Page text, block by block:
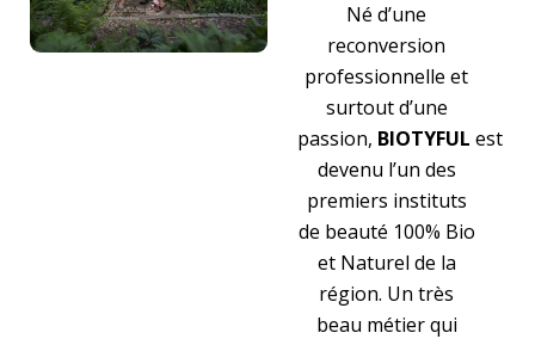
Né d’une
reconversion
professionnelle et
surtout d’une
passion, BIOTYFUL est
devenu l’un des
premiers instituts
de beauté 100% Bio
et Naturel de la
région. Un très
beau métier qui